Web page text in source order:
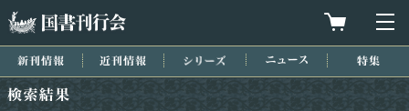
買物カゴを
新刊情報 近刊情報 シリーズ ニュース